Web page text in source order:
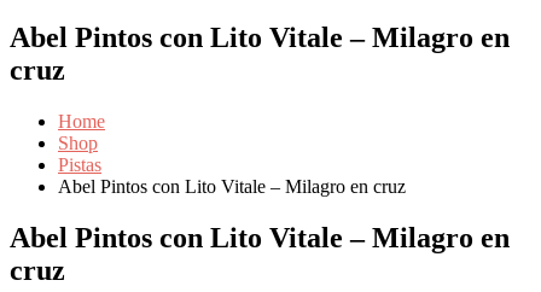
Abel Pintos con Lito Vitale – Milagro en
cruz
Home
Shop
Pistas
Abel Pintos con Lito Vitale – Milagro en cruz
Abel Pintos con Lito Vitale – Milagro en
cruz